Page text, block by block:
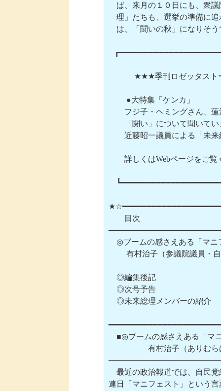
ば、来月の１０日にも、衆議
理」たちも、選挙の準備に追
は、「闘いの秋」になりそう
★★★季刊ロゼッタストー
●大特集「ケンカ」
フジ子・ヘミングさん、蓮
「闘い」について聞いてい
近藤昭一議員による「未来
詳しくはWebページをご覧
目次
◎ブームの感さえある「マニ
有村治子（参議院議員・自
◎編集後記
◎次号予告
◎未来総理メンバーの紹介
■◎ブームの感さえある「マ
有村治子（ありむらはる
最近の政治報道では、自民党
連日「マニフェスト」という